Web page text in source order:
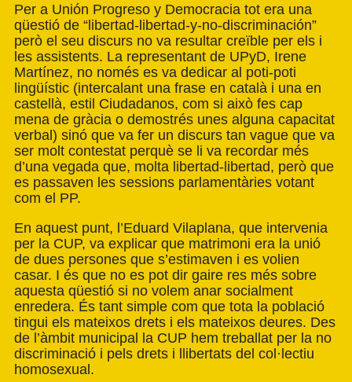
Per a Unión Progreso y Democracia tot era una
qüestió de “libertad-libertad-y-no-discriminación”
però el seu discurs no va resultar creïble per els i
les assistents. La representant de UPyD, Irene
Martínez, no només es va dedicar al poti-poti
lingüístic (intercalant una frase en català i una en
castellà, estil Ciudadanos, com si això fes cap
mena de gràcia o demostrés unes alguna capacitat
verbal) sinó que va fer un discurs tan vague que va
ser molt contestat perquè se li va recordar més
d’una vegada que, molta libertad-libertad, però que
es passaven les sessions parlamentàries votant
com el PP.
En aquest punt, l’Eduard Vilaplana, que intervenia
per la CUP, va explicar que matrimoni era la unió
de dues persones que s’estimaven i es volien
casar. I és que no es pot dir gaire res més sobre
aquesta qüestió si no volem anar socialment
enredera. És tant simple com que tota la població
tingui els mateixos drets i els mateixos deures. Des
de l’àmbit municipal la CUP hem treballat per la no
discriminació i pels drets i llibertats del col·lectiu
homosexual.